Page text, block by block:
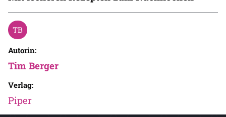
Autorin:
Tim Berger
Verlag:
Piper